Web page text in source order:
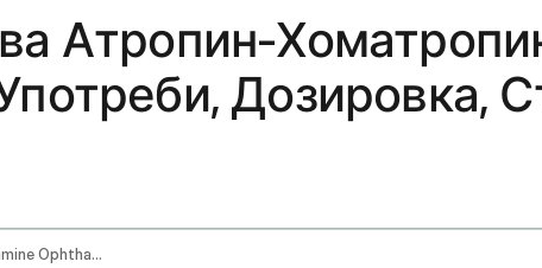
Атропин-
Дозировка,
Atropine Homatropine And Scopolamine Ophthalmic Route